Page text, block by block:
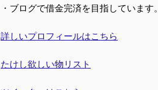
・ブログで借金完済を目指しています。
詳しいプロフィールはこちら
たけし欲しい物リスト